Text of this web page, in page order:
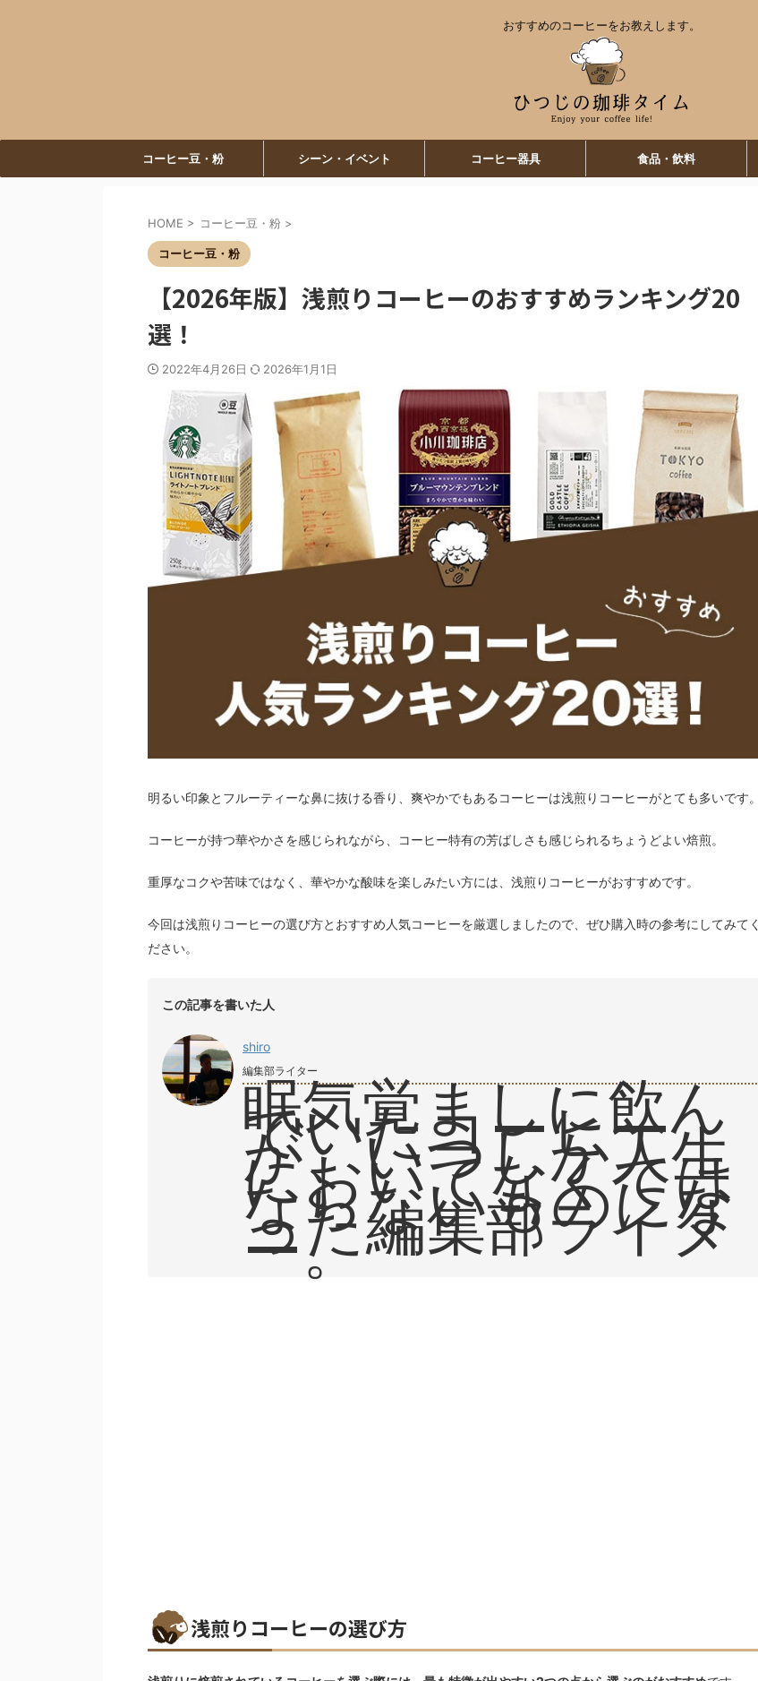
おすすめのコーヒーをお教えします。
コーヒー豆・粉 シーン・イベント コーヒー器具 食品・飲料
HOME > コーヒー豆・粉 >
コーヒー豆・粉
【2026年版】浅煎りコーヒーのおすすめランキング20
選！
2022年4月26日 2026年1月1日
明るい印象とフルーティーな鼻に抜ける香り、爽やかでもあるコーヒーは浅煎りコーヒーがとても多いです。
コーヒーが持つ華やかさを感じられながら、コーヒー特有の芳ばしさも感じられるちょうどよい焙煎。
重厚なコクや苦味ではなく、華やかな酸味を楽しみたい方には、浅煎りコーヒーがおすすめです。
今回は浅煎りコーヒーの選び方とおすすめ人気コーヒーを厳選しましたので、ぜひ購入時の参考にしてみてく
ださい。
この記事を書いた人
shiro
編集部ライター
眠気覚ましに飲ん
でいたコーヒー
が、いつしか人生
においてなくては
ならないものにな
った編集部ライタ
ー。
浅煎りコーヒーの選び方